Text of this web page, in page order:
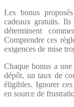
Les bonus
cadeaux gratuits. Ils
déterminent
Comprendre ces
exigences de mise
Chaque bonus a
dépôt, un taux de
éligibles. Ignorer
en source de